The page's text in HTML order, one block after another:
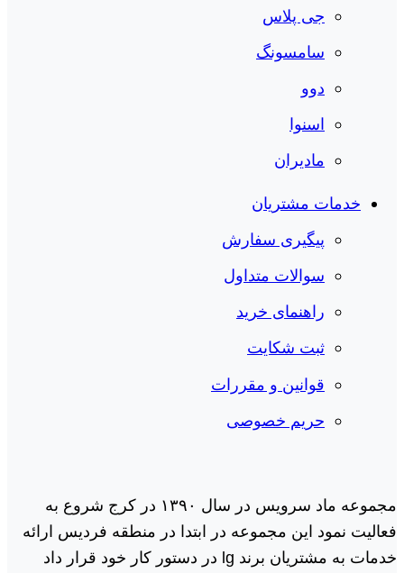
جی پلاس
سامسونگ
دوو
اسنوا
مادیران
خدمات مشتریان
پیگیری سفارش
سوالات متداول
راهنمای خرید
ثبت شکایت
قوانین و مقررات
حریم خصوصی
مجموعه ماد سرویس در سال ١٣٩٠ در کرج شروع به
فعالیت نمود این مجموعه در ابتدا در منطقه فردیس ارائه
خدمات به مشتریان برند lg در دستور کار خود قرار داد